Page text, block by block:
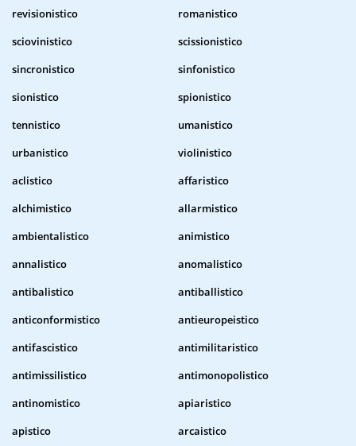
revisionistico
romanistico
sciovinistico
scissionistico
sincronistico
sinfonistico
sionistico
spionistico
tennistico
umanistico
urbanistico
violinistico
aclistico
affaristico
alchimistico
allarmistico
ambientalistico
animistico
annalistico
anomalistico
antibalistico
antiballistico
anticonformistico
antieuropeistico
antifascistico
antimilitaristico
antimissilistico
antimonopolistico
antinomistico
apiaristico
apistico
arcaistico